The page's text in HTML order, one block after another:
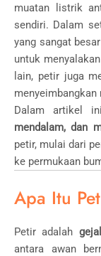
muatan listrik
sendiri. Dalam
yang sangat
untuk menyalakan
lain, petir juga
Dalam artikel
mendalam, dan
petir, mulai dari
ke permukaan
Apa Itu
Petir adalah
antara awan